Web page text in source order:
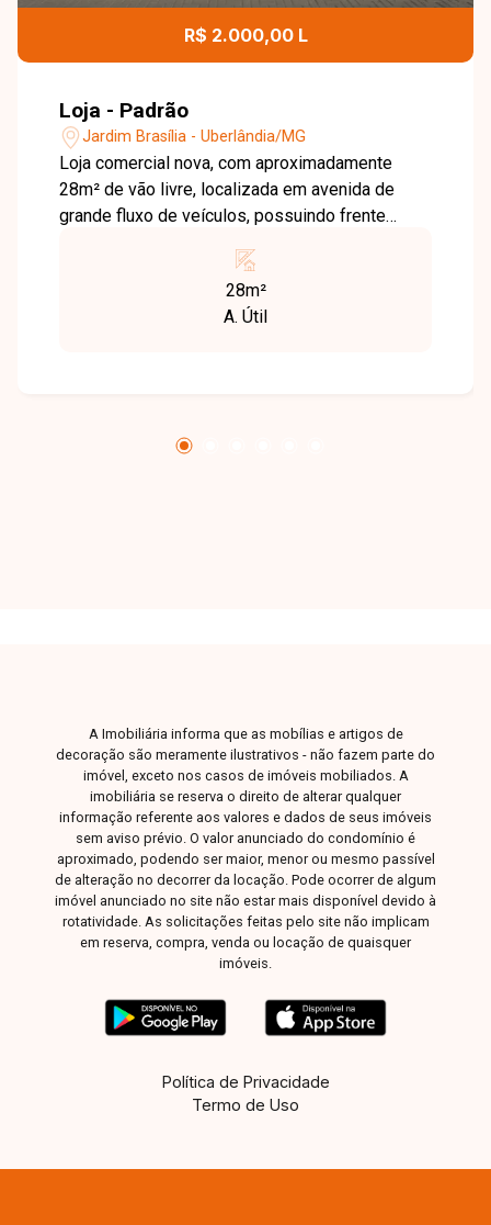
R$ 2.000,00 L
Loja - Padrão
Jardim Brasília - Uberlândia/MG
Loja comercial nova, com aproximadamente
28m² de vão livre, localizada em avenida de
grande fluxo de veículos, possuindo frente
banheiros coletivos (masculino e feminino),
portas automáticas e com possibilidade de
28m²
A. Útil
A Imobiliária informa que as mobílias e artigos de
decoração são meramente ilustrativos - não fazem parte do
imóvel, exceto nos casos de imóveis mobiliados. A
imobiliária se reserva o direito de alterar qualquer
informação referente aos valores e dados de seus imóveis
sem aviso prévio. O valor anunciado do condomínio é
aproximado, podendo ser maior, menor ou mesmo passível
de alteração no decorrer da locação. Pode ocorrer de algum
imóvel anunciado no site não estar mais disponível devido à
rotatividade. As solicitações feitas pelo site não implicam
em reserva, compra, venda ou locação de quaisquer
imóveis.
Política de Privacidade
Termo de Uso